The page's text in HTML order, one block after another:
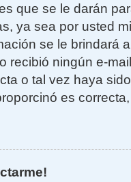
que se le darán
ya sea por usted
se le brindará
recibió ningún e-
o tal vez haya
es